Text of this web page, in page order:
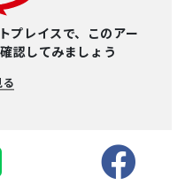
プレイスで、このアー
認してみましょう
る